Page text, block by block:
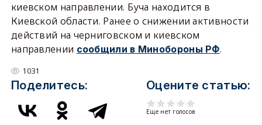
киевском направлении. Буча находится в
Киевской области. Ранее о снижении активности
действий на черниговском и киевском
направлении сообщили в Минобороны РФ.
1031
Поделитесь: Оцените статью:
Еще нет голосов